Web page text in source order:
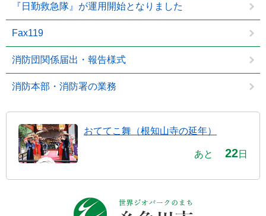
『日勤救急隊』が運用開始となりました
Fax119
消防団関係届出・報告様式
消防本部・消防署の業務
おててこ舞（根知山寺の延年）
あと 22日